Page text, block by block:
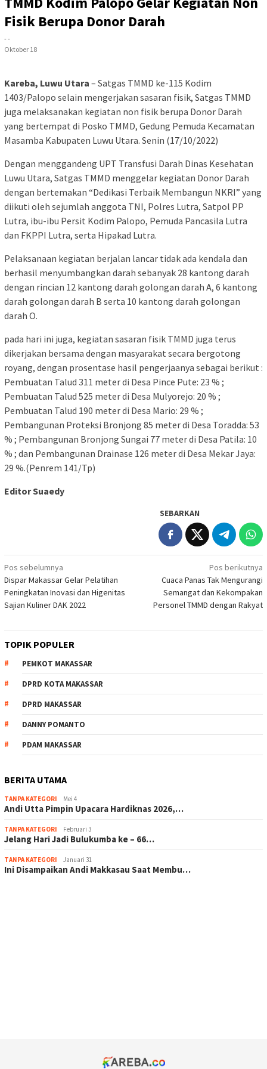
Fisik Berupa Donor Darah
- -
Oktober 18
Kareba, Luwu Utara – Satgas TMMD ke-115 Kodim
1403/Palopo selain mengerjakan sasaran fisik, Satgas TMMD
juga melaksanakan kegiatan non fisik berupa Donor Darah
yang bertempat di Posko TMMD, Gedung Pemuda Kecamatan
Masamba Kabupaten Luwu Utara. Senin (17/10/2022)
Dengan menggandeng UPT Transfusi Darah Dinas Kesehatan
Luwu Utara, Satgas TMMD menggelar kegiatan Donor Darah
dengan bertemakan “Dedikasi Terbaik Membangun NKRI” yang
diikuti oleh sejumlah anggota TNI, Polres Lutra, Satpol PP
Lutra, ibu-ibu Persit Kodim Palopo, Pemuda Pancasila Lutra
dan FKPPI Lutra, serta Hipakad Lutra.
Pelaksanaan kegiatan berjalan lancar tidak ada kendala dan
berhasil menyumbangkan darah sebanyak 28 kantong darah
dengan rincian 12 kantong darah golongan darah A, 6 kantong
darah golongan darah B serta 10 kantong darah golongan
darah O.
pada hari ini juga, kegiatan sasaran fisik TMMD juga terus
dikerjakan bersama dengan masyarakat secara bergotong
royang, dengan prosentase hasil pengerjaanya sebagai berikut :
Pembuatan Talud 311 meter di Desa Pince Pute: 23 % ;
Pembuatan Talud 525 meter di Desa Mulyorejo: 20 % ;
Pembuatan Talud 190 meter di Desa Mario: 29 % ;
Pembangunan Proteksi Bronjong 85 meter di Desa Toradda: 53
% ; Pembangunan Bronjong Sungai 77 meter di Desa Patila: 10
% ; dan Pembangunan Drainase 126 meter di Desa Mekar Jaya:
29 %.(Penrem 141/Tp)
Editor Suaedy
SEBARKAN
Navigasi
pos
Pos sebelumnya
Dispar Makassar Gelar Pelatihan
Peningkatan Inovasi dan Higenitas
Sajian Kuliner DAK 2022
Pos berikutnya
Cuaca Panas Tak Mengurangi
Semangat dan Kekompakan
Personel TMMD dengan Rakyat
TOPIK POPULER
PEMKOT MAKASSAR
DPRD KOTA MAKASSAR
DPRD MAKASSAR
DANNY POMANTO
PDAM MAKASSAR
BERITA UTAMA
TANPA KATEGORI Mei 4
Andi Utta Pimpin Upacara Hardiknas 2026,…
TANPA KATEGORI Februari 3
Jelang Hari Jadi Bulukumba ke – 66…
TANPA KATEGORI Januari 31
Ini Disampaikan Andi Makkasau Saat Membu…